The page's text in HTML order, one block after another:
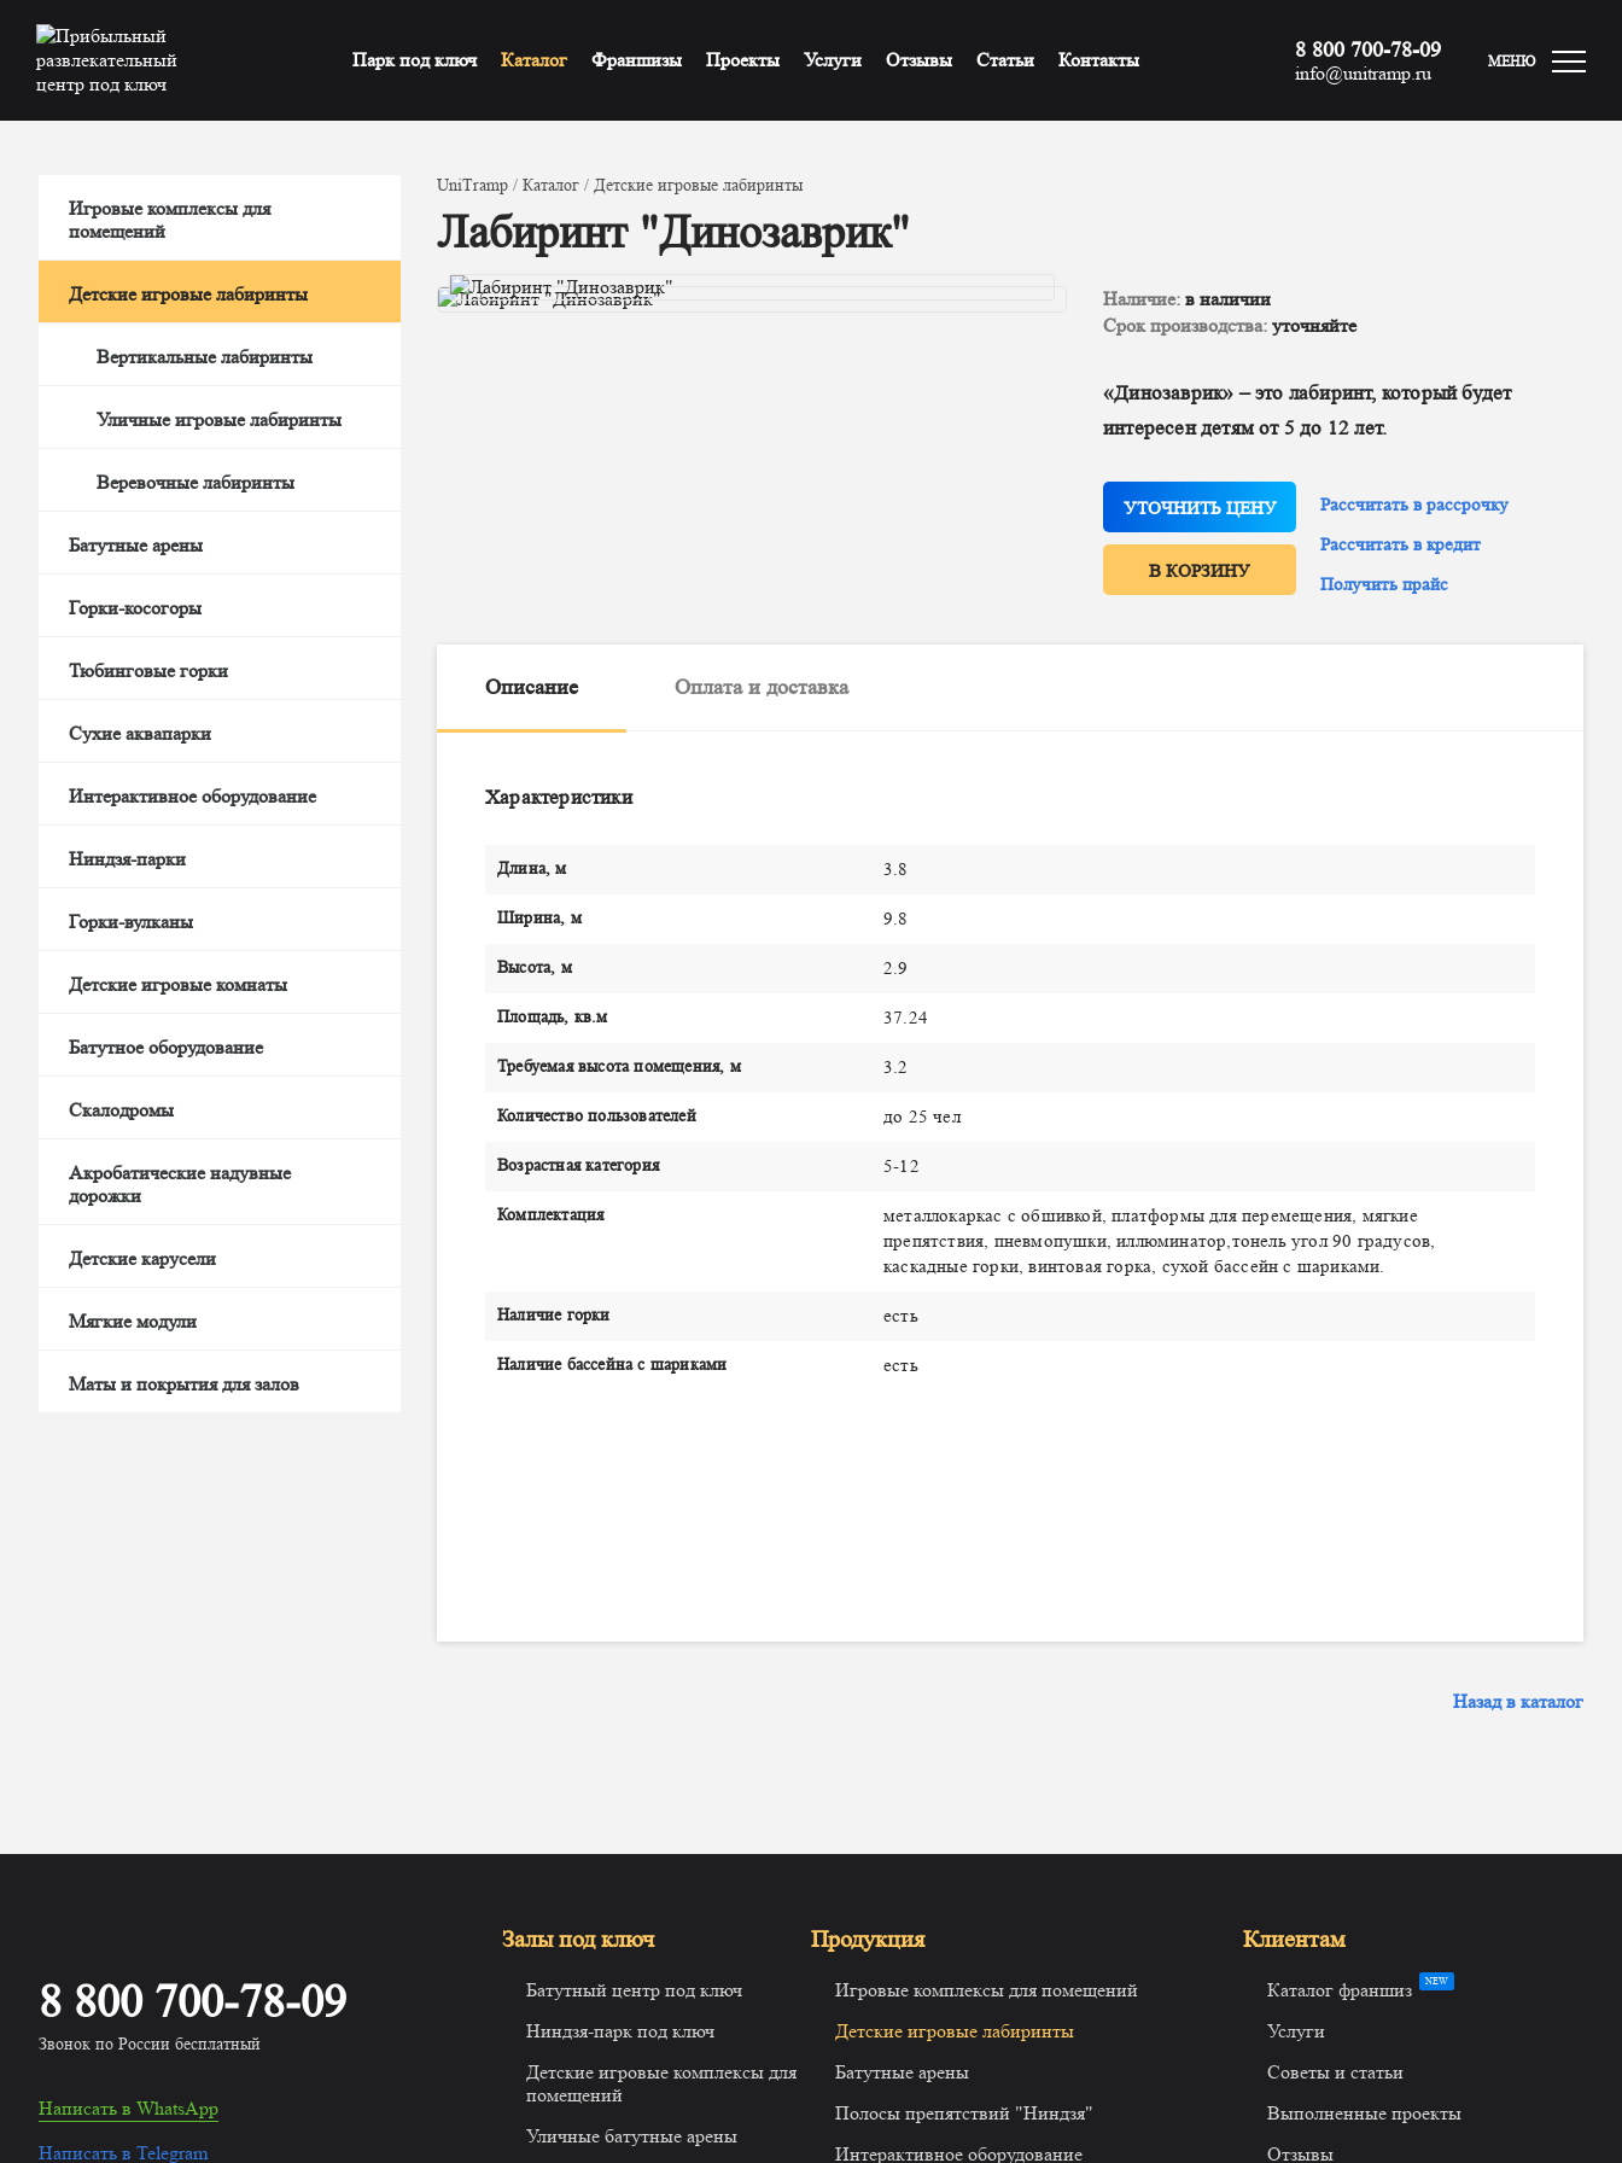
Парк под ключ Каталог Франшизы Проекты Услуги Отзывы Статьи Контакты 8 800 700-78-09
info@unitramp.ru МЕНЮ
Игровые комплексы для
помещений
Детские игровые лабиринты
Вертикальные лабиринты
Уличные игровые лабиринты
Веревочные лабиринты
Батутные арены
Горки-косогоры
Тюбинговые горки
Сухие аквапарки
Интерактивное оборудование
Ниндзя-парки
Горки-вулканы
Детские игровые комнаты
Батутное оборудование
Скалодромы
Акробатические надувные
дорожки
Детские карусели
Мягкие модули
Маты и покрытия для залов
UniTramp Каталог Детские игровые лабиринты
Лабиринт "Динозаврик"
Наличие: в наличии
Срок производства: уточняйте
«Динозаврик» – это лабиринт, который будет
интересен детям от 5 до 12 лет.
УТОЧНИТЬ ЦЕНУ
В КОРЗИНУ
Рассчитать в рассрочку
Рассчитать в кредит
Получить прайс
Описание Оплата и доставка
Характеристики
Длина, м 3.8
Ширина, м 9.8
Высота, м 2.9
Площадь, кв.м 37.24
Требуемая высота помещения, м 3.2
Количество пользователей до 25 чел
Возрастная категория 5-12
Комплектация
металлокаркас с обшивкой, платформы для перемещения, мягкие
препятствия, пневмопушки, иллюминатор,тонель угол 90 градусов,
каскадные горки, винтовая горка, сухой бассейн с шариками.
Наличие горки есть
Наличие бассейна с шариками есть
Назад в каталог
8 800 700-78-09
Звонок по России бесплатный
Написать в WhatsApp
Написать в Telegram
Залы под ключ
Батутный центр под ключ
Ниндзя-парк под ключ
Детские игровые комплексы для
помещений
Уличные батутные арены
Продукция
Игровые комплексы для помещений
Детские игровые лабиринты
Батутные арены
Полосы препятствий "Ниндзя"
Интерактивное оборудование
Клиентам
Каталог франшиз NEW
Услуги
Советы и статьи
Выполненные проекты
Отзывы